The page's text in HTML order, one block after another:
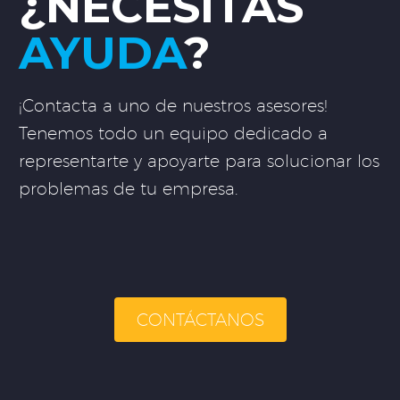
AYUDA?
¡Contacta a uno de nuestros asesores!
Tenemos todo un equipo dedicado a
representarte y apoyarte para solucionar los
problemas de tu empresa.
CONTÁCTANOS